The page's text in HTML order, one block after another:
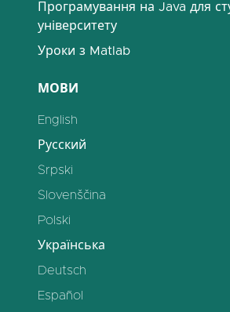
Програмування на Java для
університету
Уроки з Matlab
МОВИ
English
Русский
Srpski
Slovenščina
Polski
Українська
Deutsch
Español